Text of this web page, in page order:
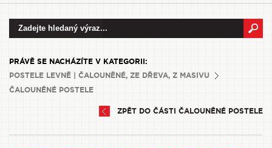
PRÁVĚ SE NACHÁZÍTE V KATEGORII:
POSTELE LEVNĚ | ČALOUNĚNÉ, ZE DŘEVA, Z MASIVU
ČALOUNĚNÉ POSTELE
ZPĚT DO ČÁSTI ČALOUNĚNÉ POSTELE